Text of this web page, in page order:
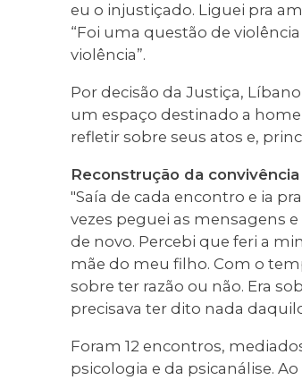
eu o injustiçado. Liguei pra
“Foi uma questão de
violência”.
Por decisão da Justiça,
um espaço destinado a
refletir sobre seus atos e,
Reconstrução da convivência
"Saía de cada encontro e ia
vezes peguei as mensagens
de novo. Percebi que feri a
mãe do meu filho. Com o
sobre ter razão ou não. Era
precisava ter dito nada
Foram 12 encontros,
psicologia e da psicanálise.